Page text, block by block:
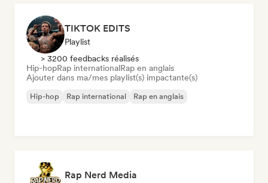
TIKTOK EDITS
Playlist
> 3200 feedbacks réalisés
Hip-hopRap internationalRap en anglais
Ajouter dans ma/mes playlist(s) impactante(s)
Hip-hop Rap international Rap en anglais
Rap Nerd Media